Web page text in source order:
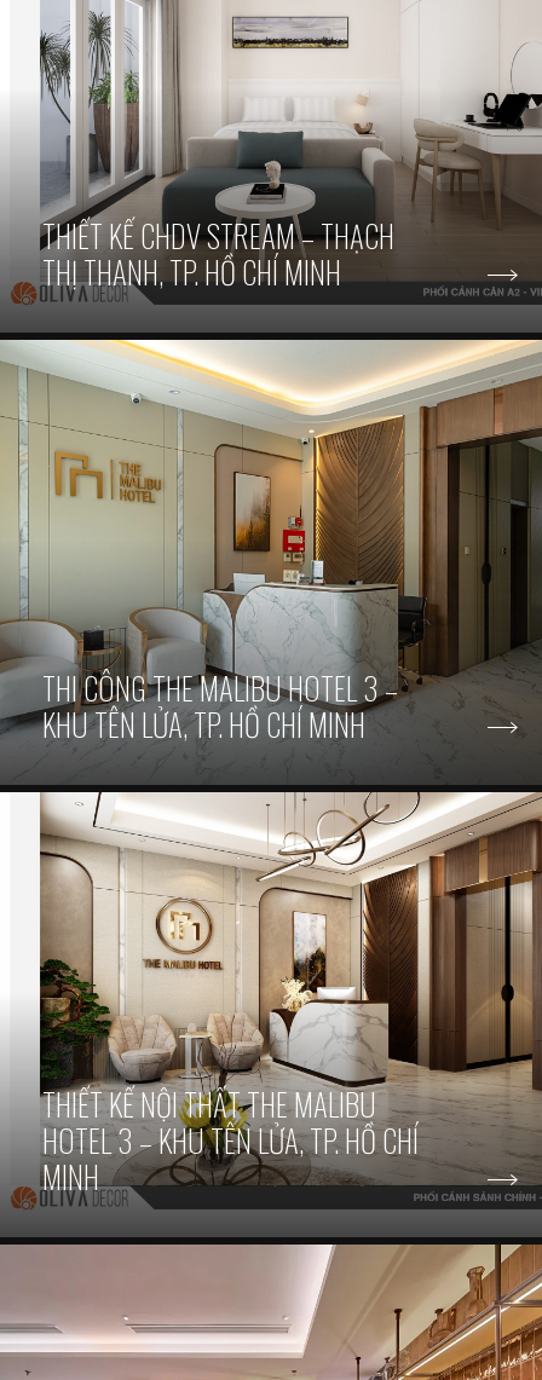
THIẾT KẾ CHDV STREAM – THẠCH
THỊ THANH, TP. HỒ CHÍ MINH
THI CÔNG THE MALIBU HOTEL 3 –
KHU TÊN LỬA, TP. HỒ CHÍ MINH
THIẾT KẾ NỘI THẤT THE MALIBU
HOTEL 3 – KHU TÊN LỬA, TP. HỒ CHÍ
MINH